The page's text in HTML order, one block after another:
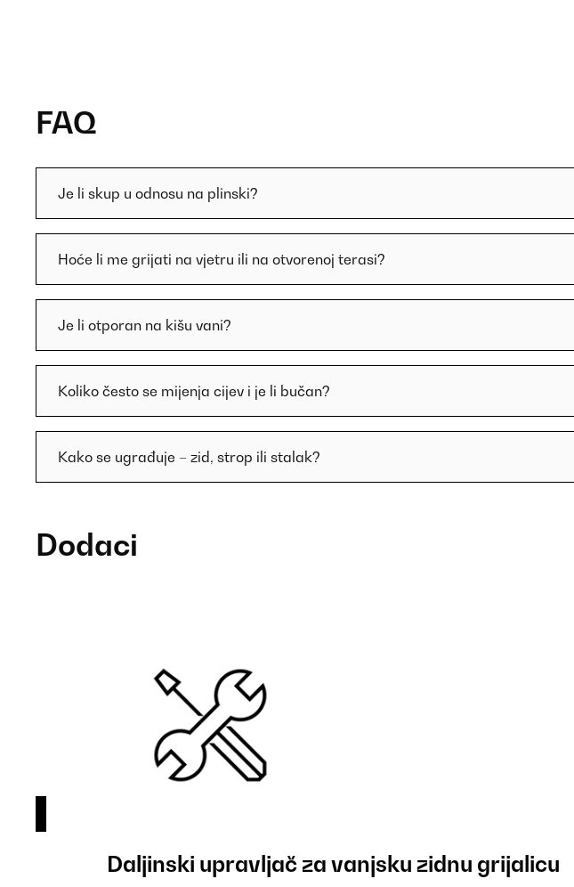
FAQ
Je li skup u odnosu na plinski?
Hoće li me grijati na vjetru ili na otvorenoj terasi?
Je li otporan na kišu vani?
Koliko često se mijenja cijev i je li bučan?
Kako se ugrađuje – zid, strop ili stalak?
Dodaci
Daljinski upravljač za vanjsku zidnu grijalicu